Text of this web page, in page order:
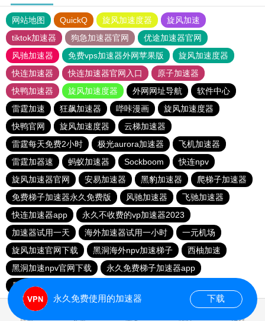
网站地图 QuickQ 旋风加速度器
旋风加速
tiktok加速器
狗急加速器官网
优途加速器官网
风驰加速器
免费vps加速器外网苹果版
旋风加速度器
快连加速器
快连加速器官网入口
原子加速器
快鸭加速器
旋风加速度器 外网网址导航
软件中心
雷霆加速
狂飙加速器 哔咔漫画
旋风加速度器
快鸭官网
旋风加速度器
云梯加速器
雷霆每天免费2小时
极光aurora加速器
飞机加速器
雷霆加器速
蚂蚁加速器 Sockboom
快连npv
旋风加速器官网
安易加速器 黑豹加速器
爬梯子加速器
免费梯子加速器永久免费版
风驰加速器
飞驰加速器
快连加速器app
永久不收费的vp加速器2023
加速器试用一天
海外加速器试用一小时
一元机场
旋风加速官网下载
黑洞海外npv加速梯子
西柚加速
黑洞加速npv官网下载
永久免费梯子加速器app
暴雪加速器
永久免费使用的加速器 下载